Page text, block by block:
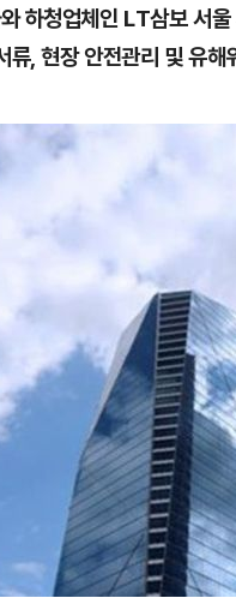
하청업체인 LT삼보 서
류, 현장 안전관리 및 유